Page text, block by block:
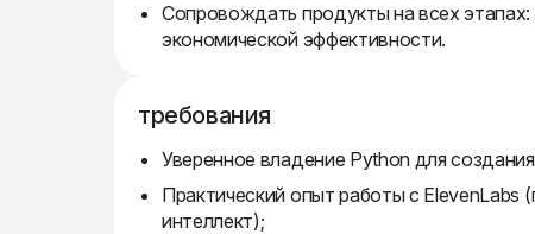
Сопровождать продукты на всех
экономической эффективности.
требования
Уверенное владение Python для
Практический опыт работы с ElevenLabs
интеллект);